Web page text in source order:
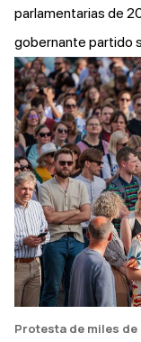
parlamentarias de
gobernante partido
Protesta de miles de